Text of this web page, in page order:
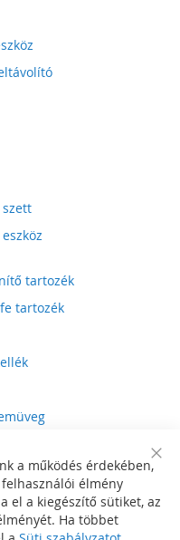
tartozék
tartozék
Bar
a működés érdekében,
élmény
el a kiegészítő sütiket, az
Ha többet